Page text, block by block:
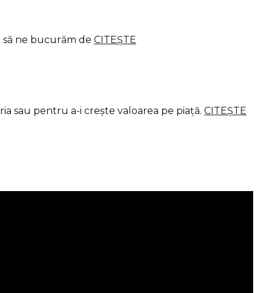
să ne bucurăm de CITEȘTE
sau pentru a-i crește valoarea pe piață. CITEȘTE